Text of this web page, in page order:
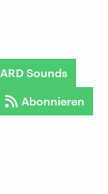
ARD Sounds
Abonnieren